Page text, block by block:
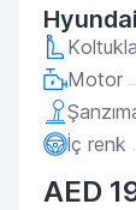
Motor
İç renk
AED